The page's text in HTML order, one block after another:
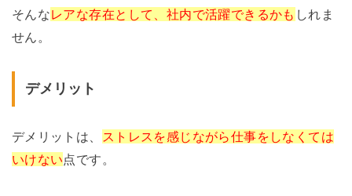
そんなレアな存在として、社内で活躍できるかも しれま
せん。
デメリット
デメリットは、
ストレスを感じながら仕事をしなくては
いけない点です。